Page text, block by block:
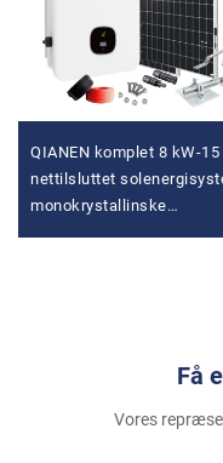
QIANEN komplet 8 kW-15
nettilsluttet
monokrystallinske
Få
Vores